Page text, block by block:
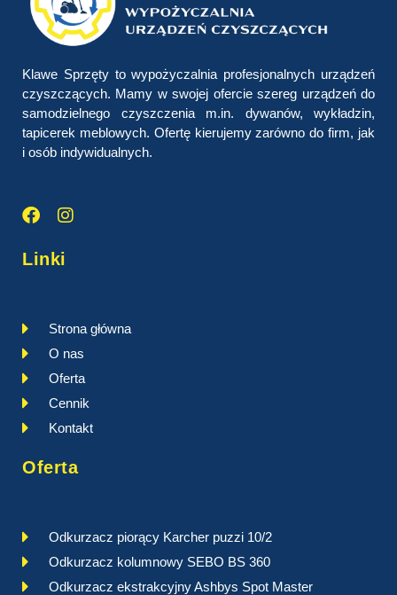
Klawe Sprzęty to wypożyczalnia profesjonalnych urządzeń
czyszczących. Mamy w swojej ofercie szereg urządzeń do
samodzielnego czyszczenia m.in. dywanów, wykładzin,
tapicerek meblowych. Ofertę kierujemy zarówno do firm, jak
i osób indywidualnych.
Linki
Strona główna
O nas
Oferta
Cennik
Kontakt
Oferta
Odkurzacz piorący Karcher puzzi 10/2
Odkurzacz kolumnowy SEBO BS 360
Odkurzacz ekstrakcyjny Ashbys Spot Master